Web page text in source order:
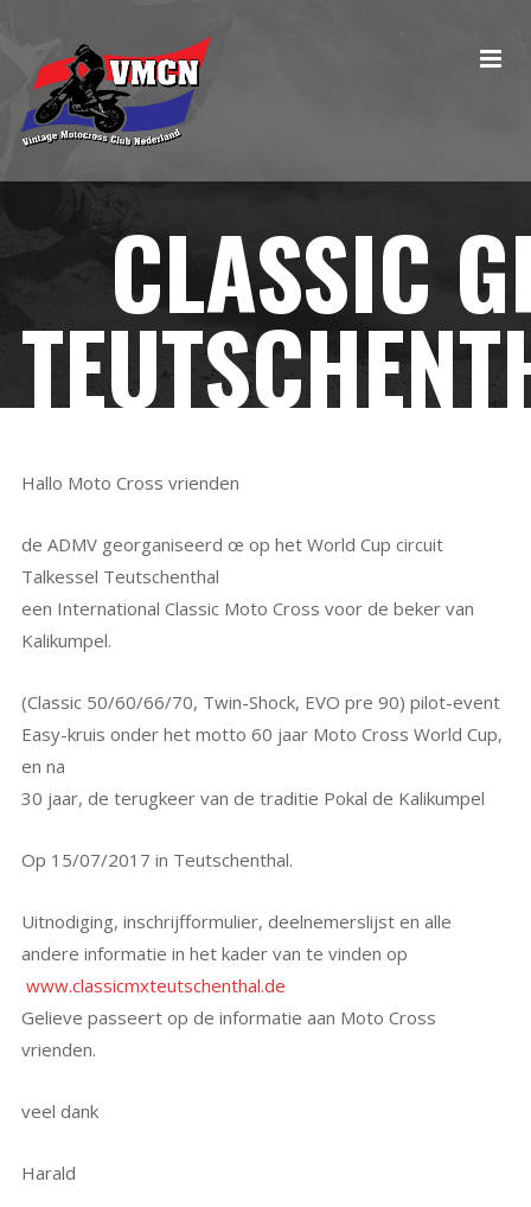
CLASSIC
Hallo Moto Cross vrienden
de ADMV georganiseerd œ op het World Cup circuit
Talkessel Teutschenthal
een International Classic Moto Cross voor de beker van
Kalikumpel.
(Classic 50/60/66/70, Twin-Shock, EVO pre 90) pilot-event
Easy-kruis onder het motto 60 jaar Moto Cross World Cup,
en na
30 jaar, de terugkeer van de traditie Pokal de Kalikumpel
Op 15/07/2017 in Teutschenthal.
Uitnodiging, inschrijfformulier, deelnemerslijst en alle
andere informatie in het kader van te vinden op
www.classicmxteutschenthal.de
Gelieve passeert op de informatie aan Moto Cross
vrienden.
veel dank
Harald